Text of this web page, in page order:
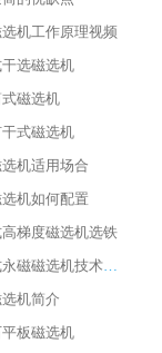
机工作原理视频
选磁选机
磁选机
式磁选机
机适用场合
机如何配置
梯度磁选机选铁
内蒙古干式永磁磁选机技术要求
机简介
板磁选机